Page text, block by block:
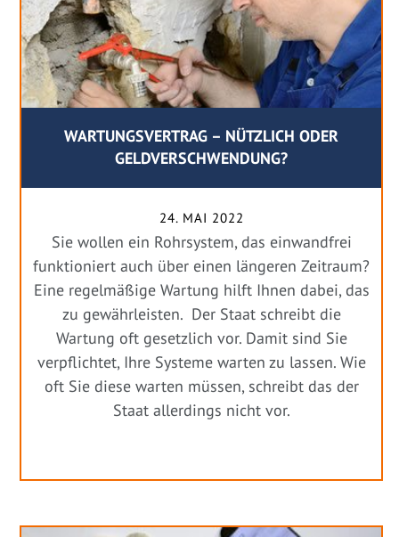
WARTUNGSVERTRAG – NÜTZLICH ODER
GELDVERSCHWENDUNG?
24. MAI 2022
Sie wollen ein Rohrsystem, das einwandfrei
funktioniert auch über einen längeren Zeitraum?
Eine regelmäßige Wartung hilft Ihnen dabei, das
zu gewährleisten. Der Staat schreibt die
Wartung oft gesetzlich vor. Damit sind Sie
verpflichtet, Ihre Systeme warten zu lassen. Wie
oft Sie diese warten müssen, schreibt das der
Staat allerdings nicht vor.